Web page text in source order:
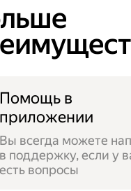
Помощь в
приложении
Вы всегда можете
в поддержку, если у
есть вопросы